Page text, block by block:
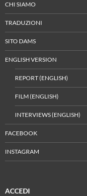
CHI SIAMO
TRADUZIONI
SITO DAMS
ENGLISH VERSION
REPORT (ENGLISH)
FILM (ENGLISH)
INTERVIEWS (ENGLISH)
FACEBOOK
INSTAGRAM
ACCEDI